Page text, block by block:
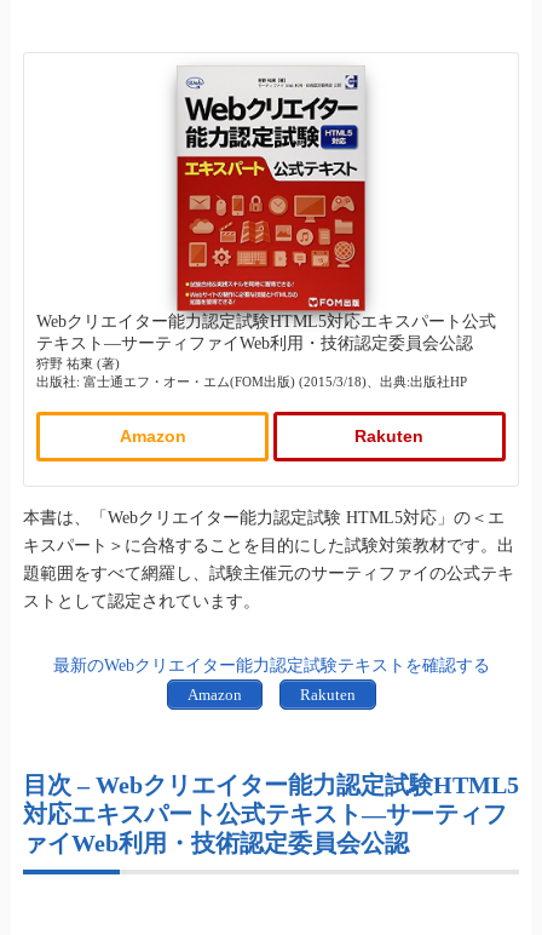
Webクリエイター能力認定試験HTML5対応エキスパート公式
テキスト―サーティファイWeb利用・技術認定委員会公認
狩野 祐東 (著)
出版社: 富士通エフ・オー・エム(FOM出版) (2015/3/18)、出典:出版社HP
Amazon Rakuten
本書は、「Webクリエイター能力認定試験 HTML5対応」の＜エ
キスパート＞に合格することを目的にした試験対策教材です。出
題範囲をすべて網羅し、試験主催元のサーティファイの公式テキ
ストとして認定されています。
最新のWebクリエイター能力認定試験テキストを確認する
Amazon
Rakuten
目次 – Webクリエイター能力認定試験HTML5
対応エキスパート公式テキスト―サーティフ
ァイWeb利用・技術認定委員会公認